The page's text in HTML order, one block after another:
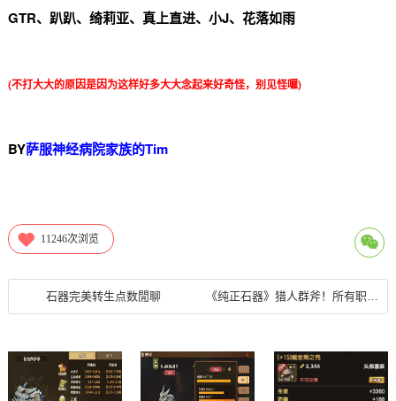
GTR、趴趴、绮莉亚、真上直进、小J、花落如雨
(不打大大的原因是因为这样好多大大念起来好奇怪，别见怪囉)
BY萨服神经病院家族的Tim
11246次浏览
石器完美转生点数閒聊